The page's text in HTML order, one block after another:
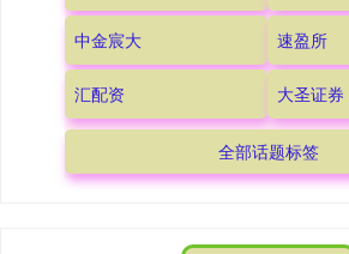
中金宸大 速盈所
汇配资 大圣证券
全部话题标签